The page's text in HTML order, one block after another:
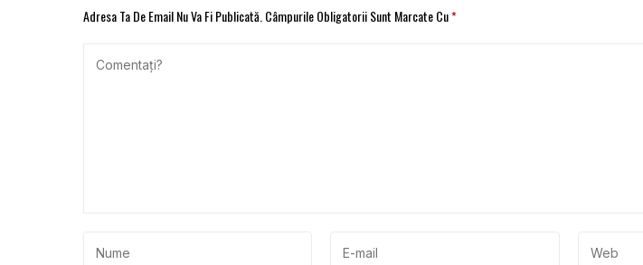
Adresa Ta De Email Nu Va Fi Publicată. Câmpurile Obligatorii Sunt Marcate Cu*